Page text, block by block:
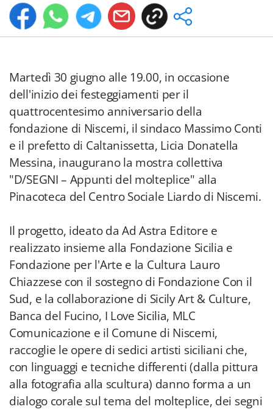
Martedì 30 giugno alle 19.00, in occasione
dell'inizio dei festeggiamenti per il
quattrocentesimo anniversario della
fondazione di Niscemi, il sindaco Massimo Conti
e il prefetto di Caltanissetta, Licia Donatella
Messina, inaugurano la mostra collettiva
"D/SEGNI – Appunti del molteplice" alla
Pinacoteca del Centro Sociale Liardo di Niscemi.
Il progetto, ideato da Ad Astra Editore e
realizzato insieme alla Fondazione Sicilia e
Fondazione per l'Arte e la Cultura Lauro
Chiazzese con il sostegno di Fondazione Con il
Sud, e la collaborazione di Sicily Art & Culture,
Banca del Fucino, I Love Sicilia, MLC
Comunicazione e il Comune di Niscemi,
raccoglie le opere di sedici artisti siciliani che,
con linguaggi e tecniche differenti (dalla pittura
alla fotografia alla scultura) danno forma a un
dialogo corale sul tema del molteplice, dei segni